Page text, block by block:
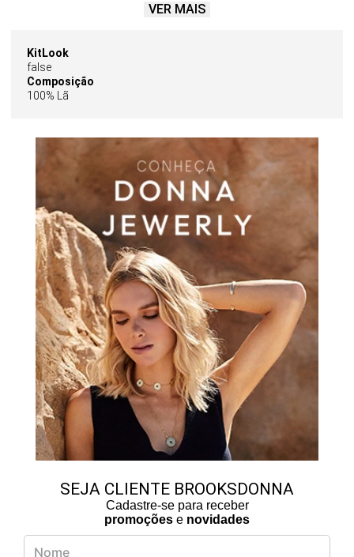
O modelo possui mangas longas e capuz, unindo praticidade
cintura, que valoriza a silhueta, além de bolsos frontais
funcionais que acrescentam comodidade ao dia a dia.
Perfeito para produções que equilibram elegância e
VER MAIS
KitLook
false
Composição
100% Lã
SEJA CLIENTE BROOKSDONNA
Cadastre-se para receber
promoções e novidades